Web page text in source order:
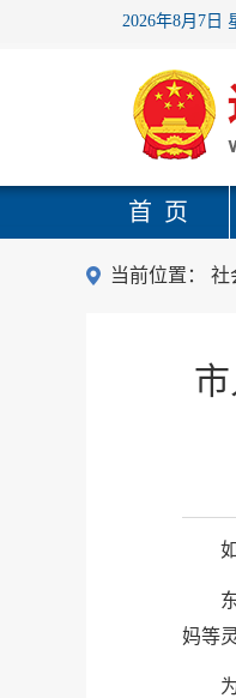
2026年8月7日
首 页
当前位置： 社
妈等